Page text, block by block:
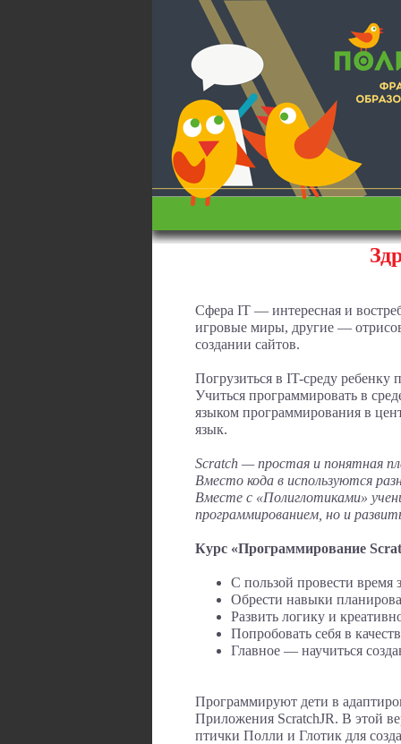
Сфера IT — интересная и
игровые миры, другие —
создании сайтов.
Погрузиться в IT-среду
Учиться программировать в
языком программирования в
язык.
Scratch — простая и понятная
Вместо кода в используются
Вместе с «Полиглотиками»
программированием, но и
Курс «Программирование
С пользой провести время
Обрести навыки
Развить логику и
Попробовать себя в
Главное — научиться
Программируют дети в
Приложения ScratchJR. В этой
птички Полли и Глотик для